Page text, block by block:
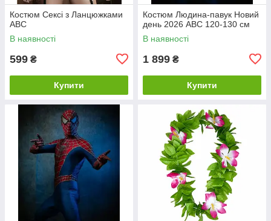
Костюм Сексі з Ланцюжками
ABC
В наявності
599 ₴
Купити
Костюм Людина-павук Новий
день 2026 ABC 120-130 см
В наявності
1 899 ₴
Купити